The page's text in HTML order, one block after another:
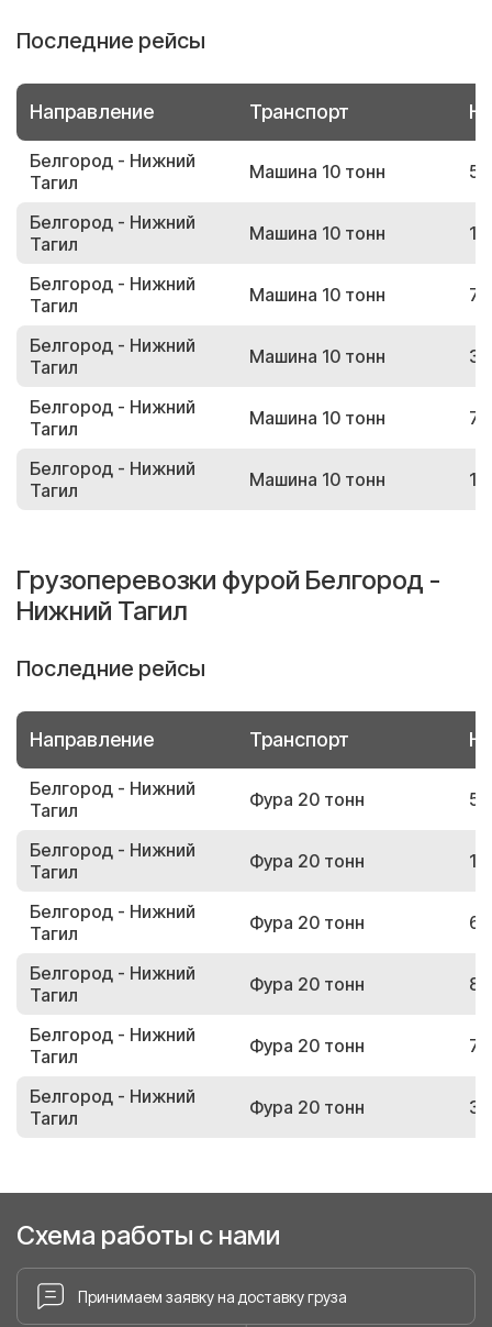
Последние рейсы
Направление Транспорт
Белгород - Нижний
Тагил
Машина 10 тонн
Белгород - Нижний
Тагил
Машина 10 тонн
Белгород - Нижний
Тагил
Машина 10 тонн
Белгород - Нижний
Тагил
Машина 10 тонн
Белгород - Нижний
Тагил
Машина 10 тонн
Белгород - Нижний
Тагил
Машина 10 тонн
Грузоперевозки фурой Белгород -
Нижний Тагил
Последние рейсы
Направление Транспорт
Белгород - Нижний
Тагил
Фура 20 тонн
Белгород - Нижний
Тагил
Фура 20 тонн
Белгород - Нижний
Тагил
Фура 20 тонн
Белгород - Нижний
Тагил
Фура 20 тонн
Белгород - Нижний
Тагил
Фура 20 тонн
Белгород - Нижний
Тагил
Фура 20 тонн
Схема работы с нами
Принимаем заявку на доставку груза